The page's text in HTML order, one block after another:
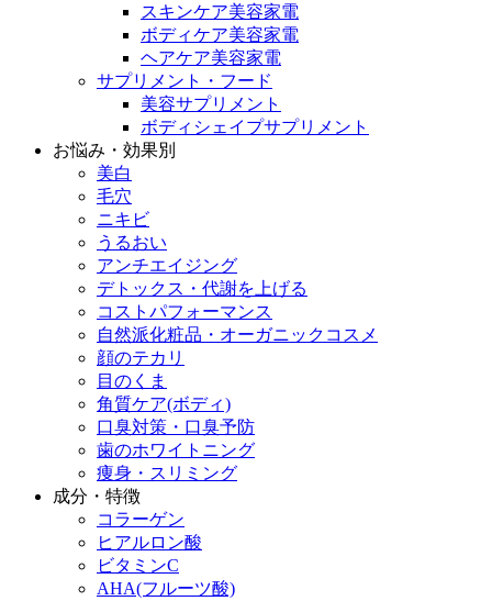
スキンケア美容家電
ボディケア美容家電
ヘアケア美容家電
サプリメント・フード
美容サプリメント
ボディシェイプサプリメント
お悩み・効果別
美白
毛穴
ニキビ
うるおい
アンチエイジング
デトックス・代謝を上げる
コストパフォーマンス
自然派化粧品・オーガニックコスメ
顔のテカリ
目のくま
角質ケア(ボディ)
口臭対策・口臭予防
歯のホワイトニング
痩身・スリミング
成分・特徴
コラーゲン
ヒアルロン酸
ビタミンC
AHA(フルーツ酸)